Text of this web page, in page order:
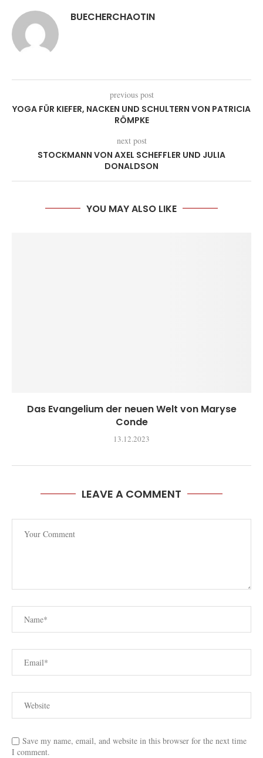
BUECHERCHAOTIN
previous post
YOGA FÜR KIEFER, NACKEN UND SCHULTERN VON PATRICIA
RÖMPKE
next post
STOCKMANN VON AXEL SCHEFFLER UND JULIA
DONALDSON
YOU MAY ALSO LIKE
Das Evangelium der neuen Welt von Maryse
Conde
13.12.2023
LEAVE A COMMENT
Save my name, email, and website in this browser for the next time
I comment.